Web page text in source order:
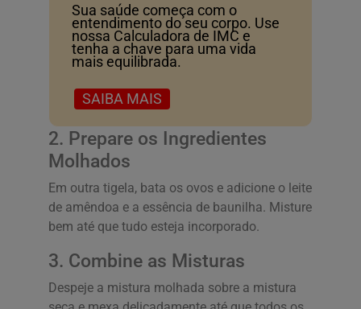
Sua saúde começa com o
entendimento do seu corpo. Use
nossa Calculadora de IMC e
tenha a chave para uma vida
mais equilibrada.
SAIBA MAIS
2. Prepare os Ingredientes
Molhados
Em outra tigela, bata os ovos e adicione o leite
de amêndoa e a essência de baunilha. Misture
bem até que tudo esteja incorporado.
3. Combine as Misturas
Despeje a mistura molhada sobre a mistura